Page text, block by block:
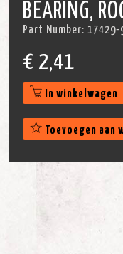
BEARING,
Part Number: 17429-
€ 2,41
In winkelwagen
Toevoegen aan